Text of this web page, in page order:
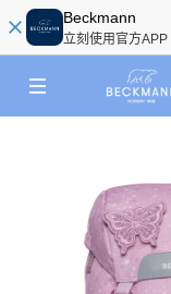
Beckmann
立刻使用官方APP